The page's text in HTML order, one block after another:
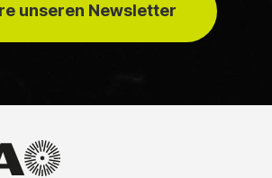
unseren Newsletter